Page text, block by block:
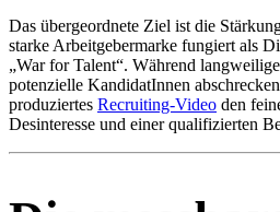
Das übergeordnete Ziel ist die
starke Arbeitgebermarke fungiert als
„War for Talent“. Während
potenzielle KandidatInnen
produziertes Recruiting-Video den
Desinteresse und einer qualifizierten